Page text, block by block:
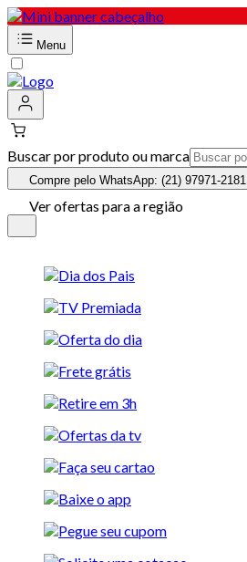
Menu
Buscar por produto ou marca
Compre pelo WhatsApp: (21) 97971-2181
Ver ofertas para a região